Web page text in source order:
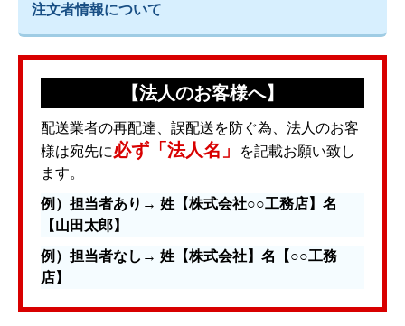
注文者情報について
【法人のお客様へ】
配送業者の再配達、誤配送を防ぐ為、法人のお客
様は宛先に必ず「法人名」
を記載お願い致し
ます。
例）担当者あり→ 姓【株式会社○○工務店】名
【山田太郎】
例）担当者なし→ 姓【株式会社】名【○○工務
店】